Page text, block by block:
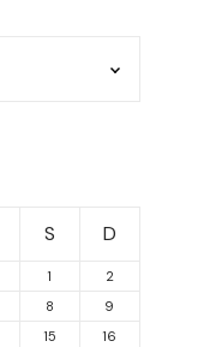
S D
1
2
8
9
15
16